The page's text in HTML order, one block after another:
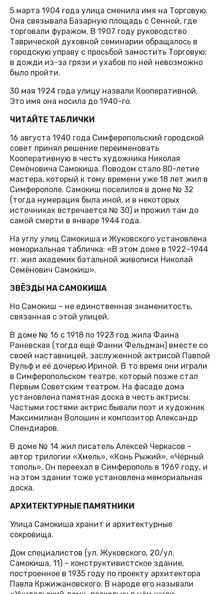
5 марта 1904 года улица сменила имя на Торговую.
Она связывала Базарную площадь с Сенной, где
торговали фуражом. В 1907 году руководство
Таврической духовной семинарии обращалось в
городскую управу с просьбой замостить Торговую:
в дожди из-за грязи и ухабов по ней невозможно
было пройти.
30 мая 1924 года улицу назвали Кооперативной.
Это имя она носила до 1940-го.
ЧИТАЙТЕ ТАБЛИЧКИ
16 августа 1940 года Симферопольский городской
совет принял решение переименовать
Кооперативную в честь художника Николая
Семёновича Самокиша. Поводом стало 80-летие
мастера, который к тому времени уже 18 лет жил в
Симферополе. Самокиш поселился в доме № 32
(тогда нумерация была иной, и в некоторых
источниках встречается № 30) и прожил там до
самой смерти в январе 1944 года.
На углу улиц Самокиша и Жуковского установлена
мемориальная табличка: «В этом доме в 1922–1944
гг. жил академик батальной живописи Николай
Семёнович Самокиш».
ЗВЁЗДЫ НА САМОКИША
Но Самокиш – не единственная знаменитость,
связанная с этой улицей.
В доме № 16 с 1918 по 1923 год жила Фаина
Раневская (тогда ещё Фанни Фельдман) вместе со
своей наставницей, заслуженной актрисой Павлой
Вульф и её дочерью Ириной. В то время они играли
в Симферопольском театре, который позже стал
Первым Советским театром. На фасаде дома
установлена памятная доска в честь актрисы.
Частыми гостями актрис бывали поэт и художник
Максимилиан Волошин и композитор Александр
Спендиаров.
В доме № 14 жил писатель Алексей Черкасов –
автор трилогии «Хмель», «Конь Рыжий», «Чёрный
тополь». Он переехал в Симферополь в 1969 году, и
на этом здании тоже установлена мемориальная
доска.
АРХИТЕКТУРНЫЕ ПАМЯТНИКИ
Улица Самокиша хранит и архитектурные
сокровища.
Дом специалистов (ул. Жуковского, 20/ул.
Самокиша, 11) – конструктивистское здание,
построенное в 1935 году по проекту архитектора
Павла Кржижановского. В народе его называли